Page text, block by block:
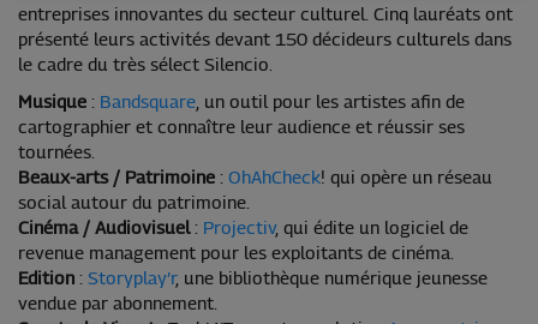
entreprises innovantes du secteur culturel. Cinq lauréats ont
présenté leurs activités devant 150 décideurs culturels dans
le cadre du très sélect Silencio.
Musique : Bandsquare , un outil pour les artistes afin de
cartographier et connaître leur audience et réussir ses
tournées.
Beaux-arts / Patrimoine : OhAhCheck! qui opère un réseau
social autour du patrimoine.
Cinéma / Audiovisuel : Projectiv, qui édite un logiciel de
revenue management pour les exploitants de cinéma.
Edition : Storyplay’r, une bibliothèque numérique jeunesse
vendue par abonnement.